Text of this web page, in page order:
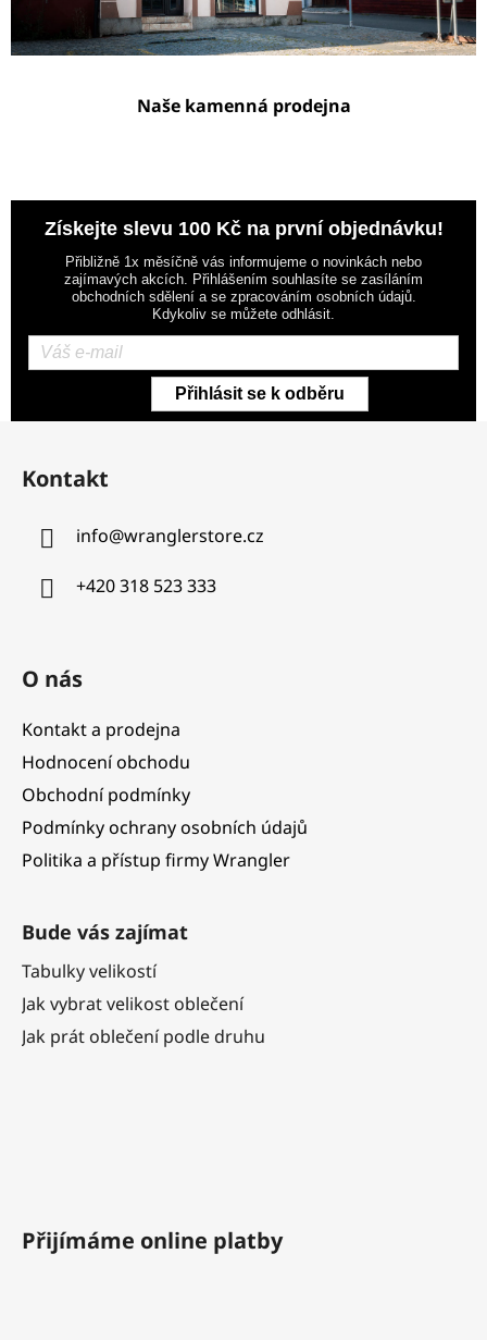
Naše kamenná prodejna
Získejte slevu 100 Kč na první objednávku!
Přibližně 1x měsíčně vás informujeme o novinkách nebo
zajímavých akcích. Přihlášením souhlasíte se zasíláním
obchodních sdělení a se zpracováním osobních údajů.
Kdykoliv se můžete odhlásit.
Přihlásit se k odběru
Kontakt
info@wranglerstore.cz
+420 318 523 333
O nás
Kontakt a prodejna
Hodnocení obchodu
Obchodní podmínky
Podmínky ochrany osobních údajů
Politika a přístup firmy Wrangler
Bude vás zajímat
Tabulky velikostí
Jak vybrat velikost oblečení
Jak prát oblečení podle druhu
Přijímáme online platby